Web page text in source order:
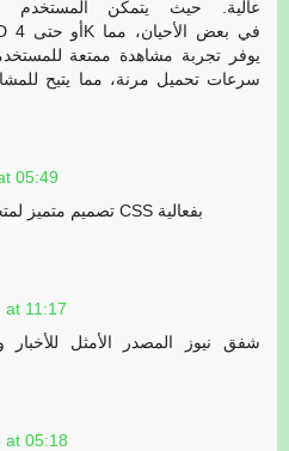
عالية. حيث يتمكن المستخدم
يوفر تجربة مشاهدة ممتعة
سرعات تحميل مرنة، مما يتيح
05:49
تصميم متميز لمتجر سلة: كيفية استخدام CSS بفعالية
at 11:17
شفق نيوز المصدر الأمثل للأخبار
at 05:18